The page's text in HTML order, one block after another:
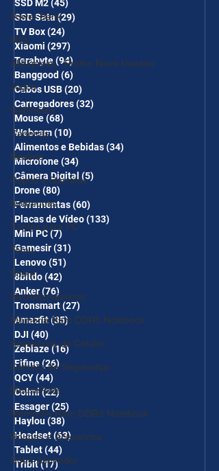
Power Bank
Mifa
AliExpress - Promo Novo Usuário
Jogos
Gabinetes
Cadeiras
Realme
Copos e Garrafas
Notebooks
Fontes para PC
Temu
Shein
Eletrodomésticos
Memória Ram DDR5 Notebook
Acessórios de Celular
Câmera de Segurança
MousePads
Memórtia Ram DDR4 Notebook
Roupas e Acessórios
Robô Aspirador
SSD M2(45)
SSD Sata (29)
TV Box(24)
Xiaomi (297)
Terabyte(94)94 posts
Banggood (6)
Cabos USB(20)
Carregadores(32)
Mouse(68)
Webcam(10)
Alimentos e Bebidas(34)
Microfone(34)
Câmera Digital (5)
Drone(80)
Ferramentas(60)
Placas de Vídeo(133)
Mini PC(7) 7 posts
Gamesir(31)
Lenovo(51)
8bitdo(42)
Anker(76) 76 posts
Tronsmart(27)
Amazfit(35)35 posts
DJI (40)
Zeblaze(16)16 posts
Fifine(26) 26 posts
QCY(44)
Colmi (22)22 posts
Essager(25)
Haylou(38)
Headset(63)63 posts
Tablet(44)
Tribit(17)17 posts